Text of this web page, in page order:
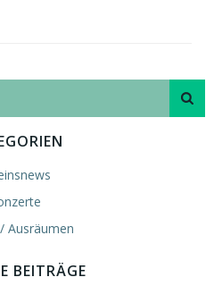
Ausräumen
BEITRÄGE